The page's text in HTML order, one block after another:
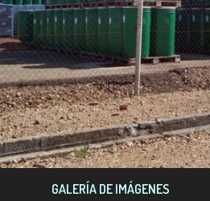
GALERÍA DE IMÁGENES